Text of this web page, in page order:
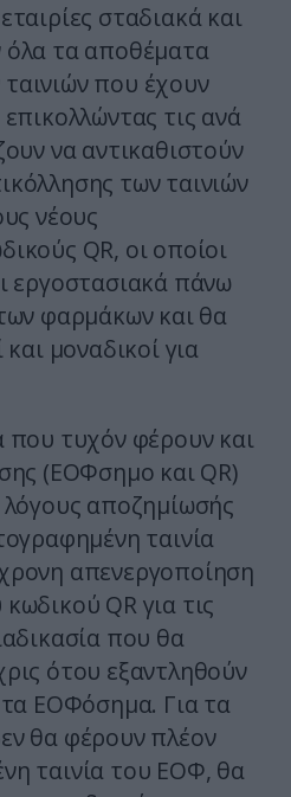
σταδιακά και
τα αποθέματα
που έχουν
τις ανά
να αντικαθιστούν
των ταινιών
νέους
QR, οι οποίοι
εργοστασιακά πάνω
φαρμάκων και θα
μοναδικοί για
που τυχόν φέρουν και
(ΕΟΦσημο και QR)
αποζημίωσής
ταινία
απενεργοποίηση
QR για τις
που θα
ότου εξαντληθούν
ΕΟΦόσημα. Για τα
θα φέρουν πλέον
ταινία του ΕΟΦ, θα